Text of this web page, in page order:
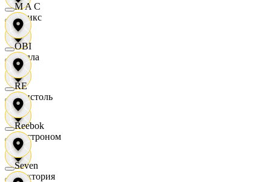
Аникс
Билла
Бристоль
Быстроном
Виктория
M A C
OBI
RE
Reebok
Seven